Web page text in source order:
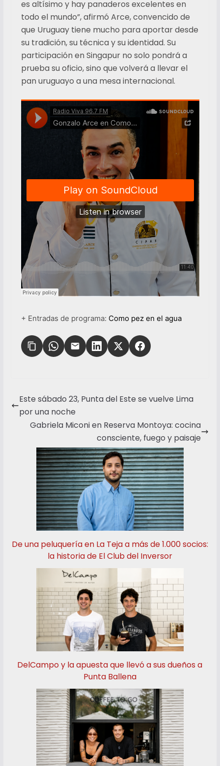
es altísimo y hay panaderos excelentes en
todo el mundo”, afirmó Arce, convencido de
que Uruguay tiene mucho para aportar desde
su tradición, su técnica y su identidad. Su
participación en Singapur no solo pondrá a
prueba su oficio, sino que volverá a llevar el
pan uruguayo a una mesa internacional.
+ Entradas de programa: Como pez en el agua
Este sábado 23, Punta del Este se vuelve Lima
por una noche
Gabriela Miconi en Reserva Montoya: cocina
consciente, fuego y paisaje
De una peluquería en La Teja a más de 1.000 socios:
la historia de El Club del Inversor
DelCampo y la apuesta que llevó a sus dueños a
Punta Ballena